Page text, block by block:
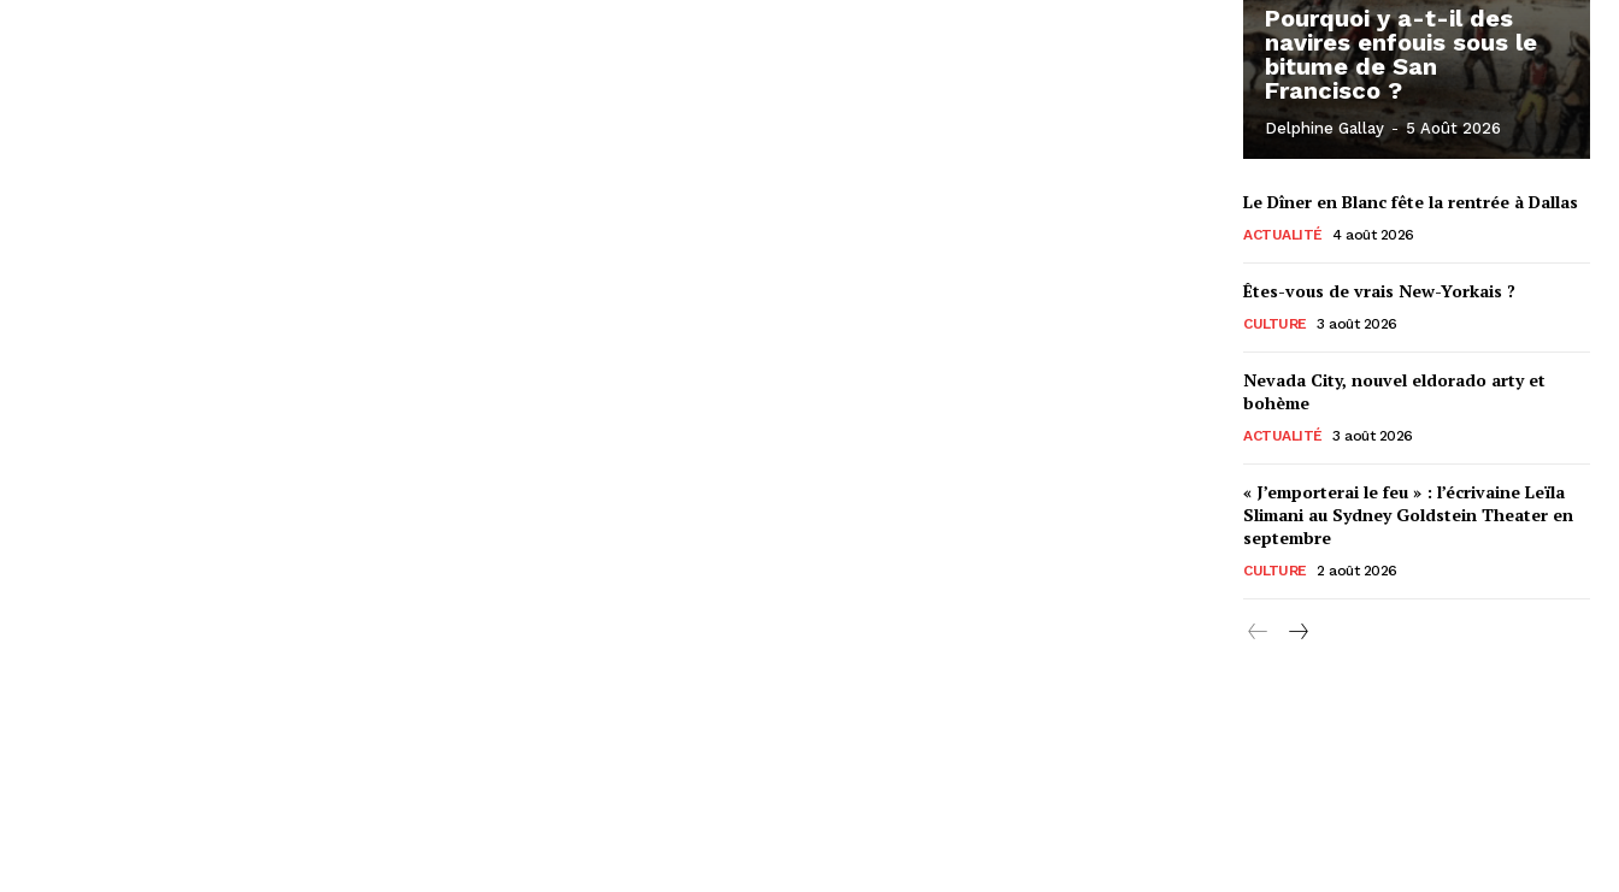
Pourquoi y a-t-il des
navires enfouis sous le
bitume de San
Francisco ?
Delphine Gallay - 5 Août 2026
Le Dîner en Blanc fête la rentrée à Dallas
ACTUALITÉ 4 août 2026
Êtes-vous de vrais New-Yorkais ?
CULTURE 3 août 2026
Nevada City, nouvel eldorado arty et
bohème
ACTUALITÉ 3 août 2026
« J’emporterai le feu » : l’écrivaine Leïla
Slimani au Sydney Goldstein Theater en
septembre
CULTURE 2 août 2026